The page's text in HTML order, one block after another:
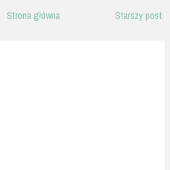
Starszy post
Strona główna